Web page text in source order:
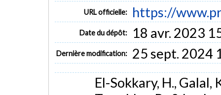
URL officielle: https://
Date du dépôt: 18 avr. 2023
Dernière modification: 25 sept. 2024
El-Sokkary, H., Galal,